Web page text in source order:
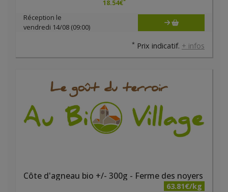
18.54€
Réception le
vendredi 14/08 (09:00)
* Prix indicatif. + infos
Côte d'agneau bio +/- 300g - Ferme des noyers
63.81€/kg